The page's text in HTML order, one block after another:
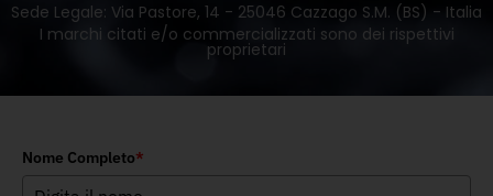
Sede Legale: Via Pastore, 14 - 25046 Cazzago S.M. (BS) - Italia
I marchi citati e/o commercializzati sono dei rispettivi
proprietari
Nome Completo*